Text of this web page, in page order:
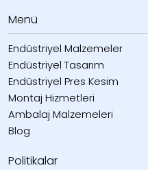
Menü
Endüstriyel Malzemeler
Endüstriyel Tasarım
Endüstriyel Pres Kesim
Montaj Hizmetleri
Ambalaj Malzemeleri
Blog
Politikalar